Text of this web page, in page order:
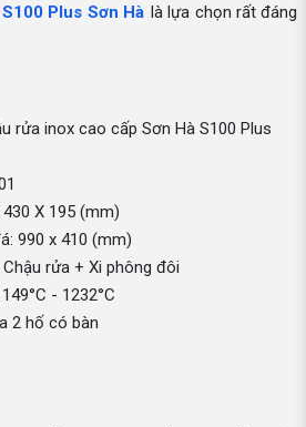
Plus Sơn Hà là lựa chọn rất đáng
rửa inox cao cấp Sơn Hà S100 Plus
X 195 (mm)
990 x 410 (mm)
rửa + Xi phông đôi
- 1232°C
2 hố có bàn